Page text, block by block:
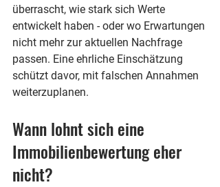
überrascht, wie stark sich Werte
entwickelt haben - oder wo Erwartungen
nicht mehr zur aktuellen Nachfrage
passen. Eine ehrliche Einschätzung
schützt davor, mit falschen Annahmen
weiterzuplanen.
Wann lohnt sich eine
Immobilienbewertung eher
nicht?